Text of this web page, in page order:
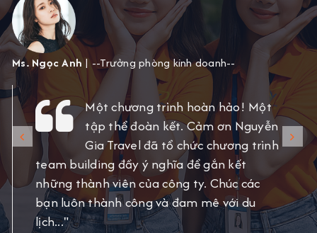
Ms. Ngọc Anh| --Trưởng phòng kinh doanh--
Một chương trình hoàn hảo! Một
tập thể đoàn kết. Cảm ơn Nguyễn
Gia Travel đã tổ chức chương trình
team building đầy ý nghĩa để gắn kết
những thành viên của công ty. Chúc các
bạn luôn thành công và đam mê với du
lịch..."